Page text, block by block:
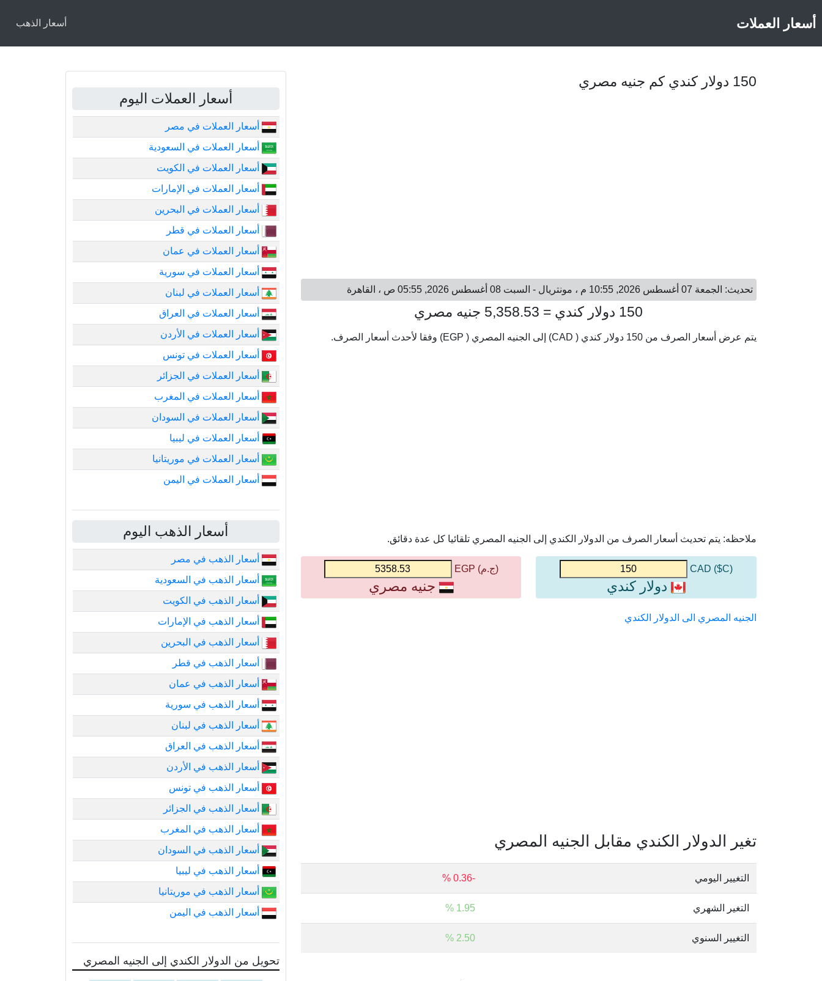
أسعار العملات أسعار الذهب
150 دولار كندي كم جنيه مصري
تحديث: الجمعة 07 أغسطس 2026, 10:55 م ، مونتريال - السبت 08 أغسطس 2026, 05:55 ص ، القاهرة
150 دولار كندي = 5,358.53 جنيه مصري
يتم عرض أسعار الصرف من 150 دولار كندي ( CAD) إلى الجنيه المصري ( EGP) وفقا لأحدث أسعار الصرف.
ملاحظه: يتم تحديث أسعار الصرف من الدولار الكندي إلى الجنيه المصري تلقائيا كل عدة دقائق.
(C$) CAD
دولار كندي
(ج.م) EGP
جنيه مصري
الجنيه المصري الى الدولار الكندي
تغير الدولار الكندي مقابل الجنيه المصري
التغيير اليومي -0.36 %
التغير الشهري 1.95 %
التغيير السنوي 2.50 %
أسعار العملات اليوم
أسعار العملات في مصر
أسعار العملات في السعودية
أسعار العملات في الكويت
أسعار العملات في الإمارات
أسعار العملات في البحرين
أسعار العملات في قطر
أسعار العملات في عمان
أسعار العملات في سورية
أسعار العملات في لبنان
أسعار العملات في العراق
أسعار العملات في الأردن
أسعار العملات في تونس
أسعار العملات في الجزائر
أسعار العملات في المغرب
أسعار العملات في السودان
أسعار العملات في ليبيا
أسعار العملات في موريتانيا
أسعار العملات في اليمن
أسعار الذهب اليوم
أسعار الذهب في مصر
أسعار الذهب في السعودية
أسعار الذهب في الكويت
أسعار الذهب في الإمارات
أسعار الذهب في البحرين
أسعار الذهب في قطر
أسعار الذهب في عمان
أسعار الذهب في سورية
أسعار الذهب في لبنان
أسعار الذهب في العراق
أسعار الذهب في الأردن
أسعار الذهب في تونس
أسعار الذهب في الجزائر
أسعار الذهب في المغرب
أسعار الذهب في السودان
أسعار الذهب في ليبيا
أسعار الذهب في موريتانيا
أسعار الذهب في اليمن
تحويل من الدولار الكندي إلى الجنيه المصري